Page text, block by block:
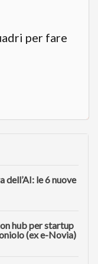
per fare
dell’AI: le 6 nuove
hub per startup
(ex e-Novia)